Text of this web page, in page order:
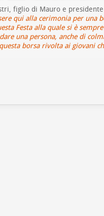
figlio di Mauro e
qui alla cerimonia per
Festa alla quale si è
una persona, anche di
borsa rivolta ai giovani